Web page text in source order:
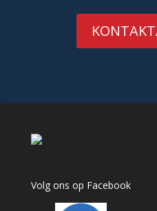
Volg ons op Facebook